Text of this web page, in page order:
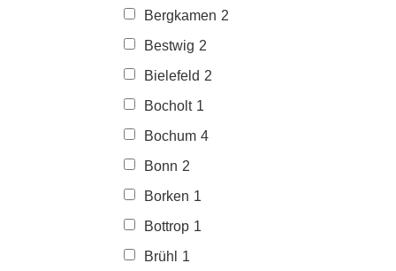
Bergkamen 2
Bestwig 2
Bielefeld 2
Bocholt 1
Bochum 4
Bonn 2
Borken 1
Bottrop 1
Brühl
1